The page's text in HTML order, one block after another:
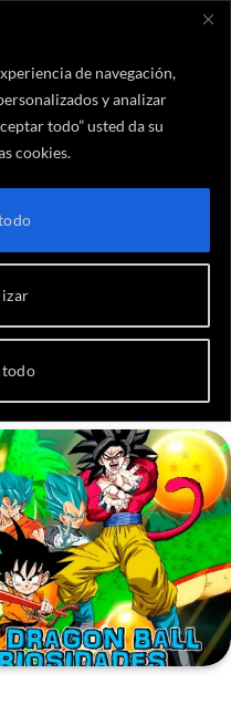
de navegación,
y analizar
todo” usted da su
cookies.
todo
Dragon Ball
Dragon